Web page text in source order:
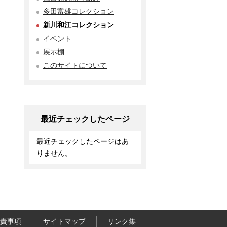
多田富雄コレクション
新川和江コレクション
イベント
展示棚
このサイトについて
最近チェックしたページ
最近チェックしたページはあ
りません。
リンク集
サイトマップ
事項